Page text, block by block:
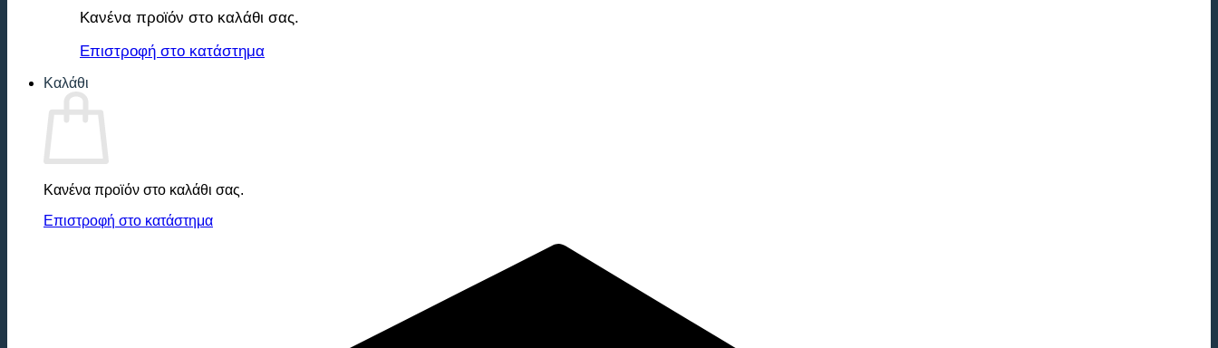
Κανένα προϊόν στο καλάθι σας.
Επιστροφή στο κατάστημα
Καλάθι
Κανένα προϊόν στο καλάθι σας.
Επιστροφή στο κατάστημα